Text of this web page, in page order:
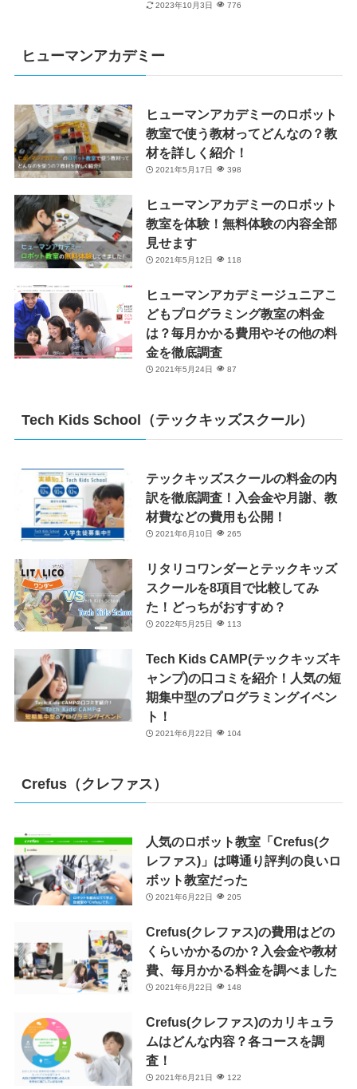
2023年10月3日 776
ヒューマンアカデミー
ヒューマンアカデミーのロボット
教室で使う教材ってどんなの？教
材を詳しく紹介！
2021年5月17日 398
ヒューマンアカデミーのロボット
教室を体験！無料体験の内容全部
見せます
2021年5月12日 118
ヒューマンアカデミージュニアこ
どもプログラミング教室の料金
は？毎月かかる費用やその他の料
金を徹底調査
2021年5月24日 87
Tech Kids School（テックキッズスクール）
テックキッズスクールの料金の内
訳を徹底調査！入会金や月謝、教
材費などの費用も公開！
2021年6月10日 265
リタリコワンダーとテックキッズ
スクールを8項目で比較してみ
た！どっちがおすすめ？
2022年5月25日 113
Tech Kids CAMP(テックキッズキ
ャンプ)の口コミを紹介！人気の短
期集中型のプログラミングイベン
ト！
2021年6月22日 104
Crefus（クレファス）
人気のロボット教室「Crefus(ク
レファス)」は噂通り評判の良いロ
ボット教室だった
2021年6月22日 205
Crefus(クレファス)の費用はどの
くらいかかるのか？入会金や教材
費、毎月かかる料金を調べました
2021年6月22日 148
Crefus(クレファス)のカリキュラ
ムはどんな内容？各コースを調
査！
2021年6月21日 122